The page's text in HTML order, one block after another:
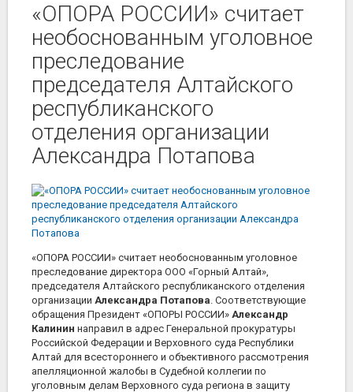
«ОПОРА РОССИИ» считает
необоснованным уголовное
преследование
председателя Алтайского
республиканского
отделения организации
Александра Потапова
«ОПОРА РОССИИ» считает необоснованным уголовное
преследование директора ООО «Горный Алтай»,
председателя Алтайского республиканского отделения
организации Александра Потапова. Соответствующие
обращения Президент «ОПОРЫ РОССИИ» Александр
Калинин направил в адрес Генеральной прокуратуры
Российской Федерации и Верховного суда Республики
Алтай для всестороннего и объективного рассмотрения
апелляционной жалобы в Судебной коллегии по
уголовным делам Верховного суда региона в защиту